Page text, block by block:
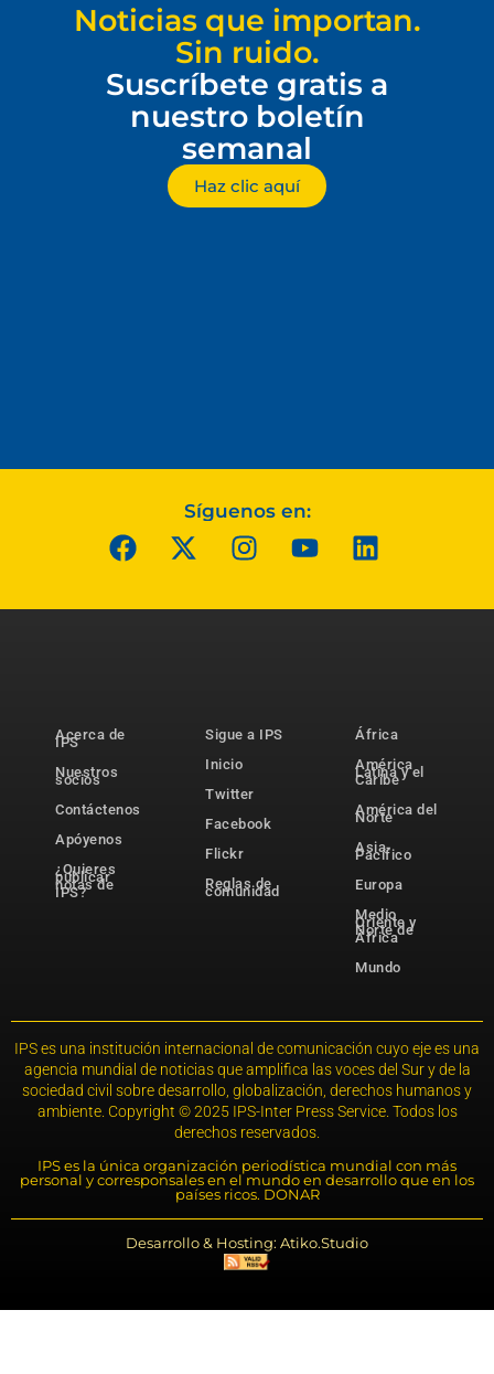
Noticias que importan.
Sin ruido.
Suscríbete gratis a
nuestro boletín
semanal
Haz clic aquí
Síguenos en:
Acerca de
IPS
Nuestros
socios
Contáctenos
Apóyenos
¿Quieres
publicar
notas de
IPS?
Sigue a IPS
Inicio
Twitter
Facebook
Flickr
Reglas de
comunidad
África
América
Latina y el
Caribe
América del
Norte
Asia-
Pacífico
Europa
Medio
Oriente y
Norte de
África
Mundo
IPS es una institución internacional de comunicación cuyo eje es una
agencia mundial de noticias que amplifica las voces del Sur y de la
sociedad civil sobre desarrollo, globalización, derechos humanos y
ambiente. Copyright © 2025 IPS-Inter Press Service. Todos los
derechos reservados.
IPS es la única organización periodística mundial con más
personal y corresponsales en el mundo en desarrollo que en los
países ricos. DONAR
Desarrollo & Hosting: Atiko.Studio